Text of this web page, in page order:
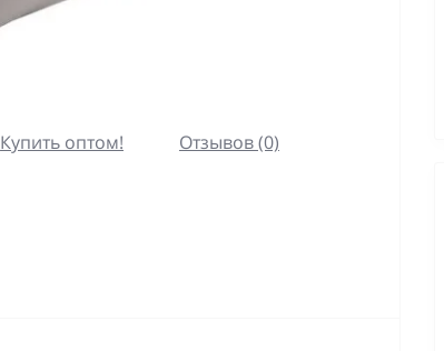
Купить оптом!
Отзывов (0)